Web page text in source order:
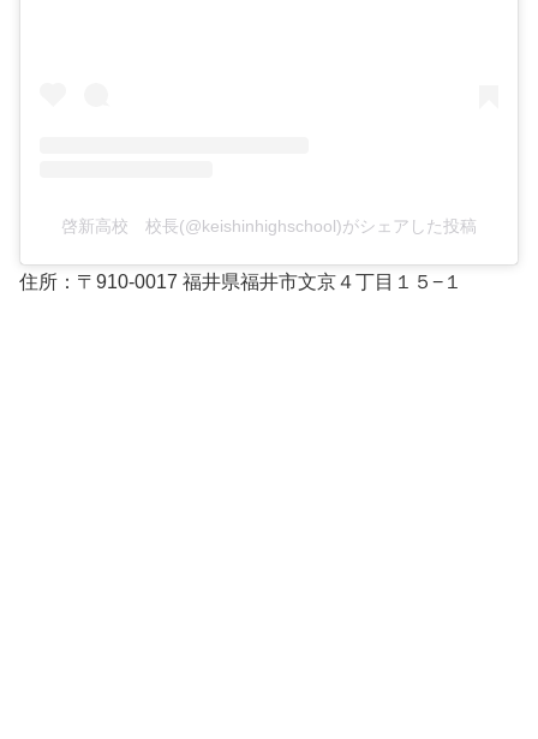
啓新高校 校長(@keishinhighschool)がシェアした投稿
住所：〒910-0017 福井県福井市文京４丁目１５−１